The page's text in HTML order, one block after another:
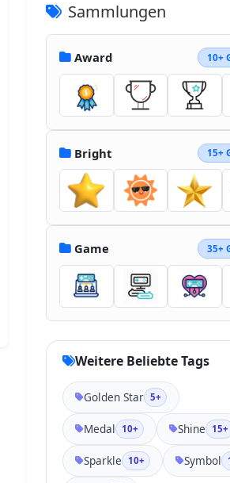
Sammlungen
Award 10+
Bright 15+
Game 35+
Weitere Beliebte Tags
Golden Star 5+
Medal 10+ Shine 15+
Sparkle 10+ Symbol